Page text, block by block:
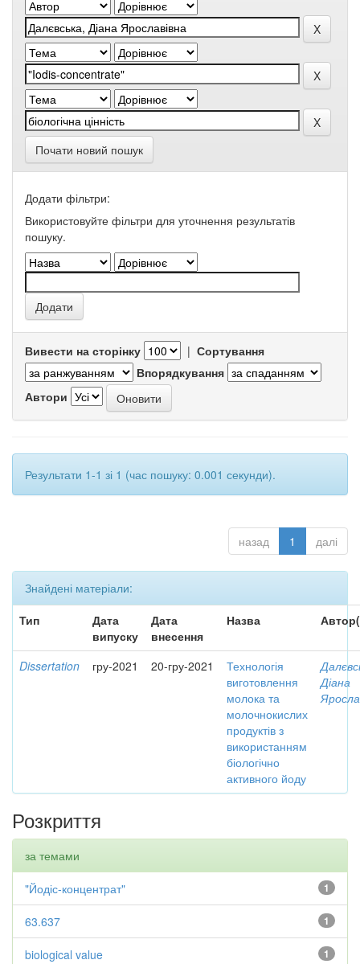
Почати новий пошук
Додати фільтри:
Використовуйте фільтри для уточнення результатів
пошуку.
Вивести на сторінку | Сортування
Впорядкування
Автори
Результати 1-1 зі 1 (час пошуку: 0.001 секунди).
назад 1 далі
Знайдені матеріали:
Тип
Дата
випуску
Дата
внесення
Назва
Dissertation гру-2021 20-гру-2021
Технологія
виготовлення
молока та
молочнокислих
продуктів з
використанням
біологічно
активного йоду
Діана
Розкриття
за темами
1
"Йодіс-концентрат"
1
63.637
1
biological value